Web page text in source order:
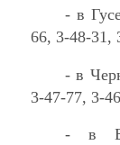
- в
66, 3-48-31,
- в
3-47-77, 3-
- в